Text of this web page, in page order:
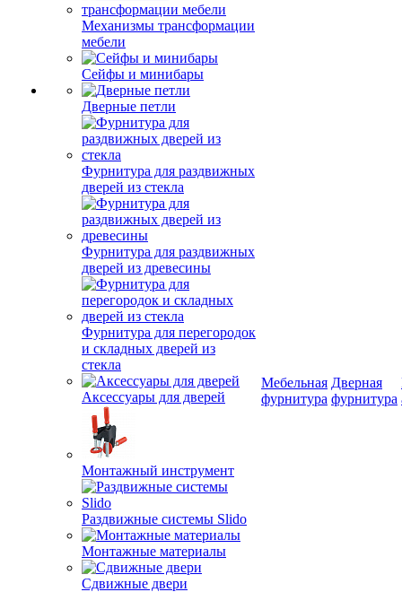
Механизмы трансформации
мебели
Сейфы и минибары
Дверные петли
Фурнитура для раздвижных
дверей из стекла
Фурнитура для раздвижных
дверей из древесины
Фурнитура для перегородок
и складных дверей из
стекла
Аксессуары для дверей
Монтажный инструмент
Раздвижные системы Slido
Монтажные материалы
Сдвижные двери
Мебельная
фурнитура
Дверная
фурнитура